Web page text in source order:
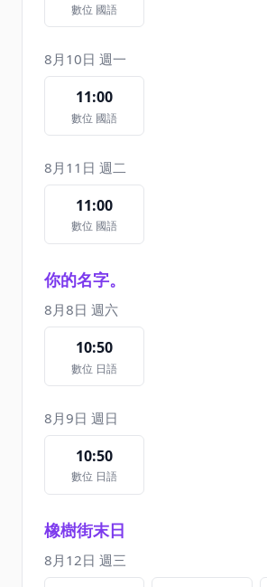
數位 國語
8月10日 週一
11:00
數位 國語
8月11日 週二
11:00
數位 國語
你的名字。
8月8日 週六
10:50
數位 日語
8月9日 週日
10:50
數位 日語
橡樹街末日
8月12日 週三